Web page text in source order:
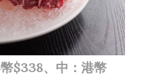
$338、中：港幣